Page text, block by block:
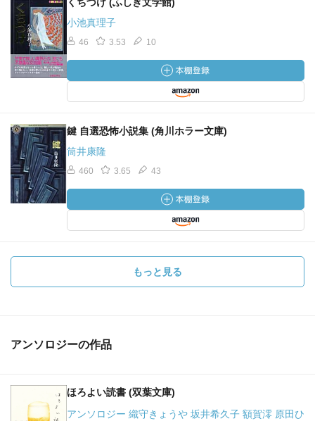
小池真理子
46 3.53 10
鍵 自選恐怖小説集 (角川ホラー文庫)
筒井康隆
460 3.65 43
もっと見る
アンソロジーの作品
ほろよい読書 (双葉文庫)
アンソロジー 織守きょうや 坂井希久子 額賀澪 原田ひ